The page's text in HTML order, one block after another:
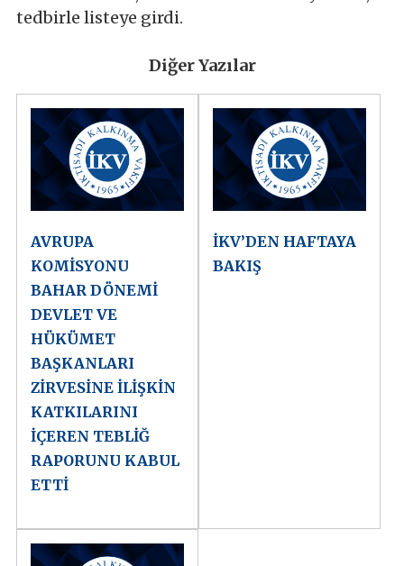
tedbirle listeye girdi.
Diğer Yazılar
AVRUPA
KOMİSYONU
BAHAR DÖNEMİ
DEVLET VE
HÜKÜMET
BAŞKANLARI
ZİRVESİNE İLİŞKİN
KATKILARINI
İÇEREN TEBLİĞ
RAPORUNU KABUL
ETTİ
İKV’DEN HAFTAYA
BAKIŞ